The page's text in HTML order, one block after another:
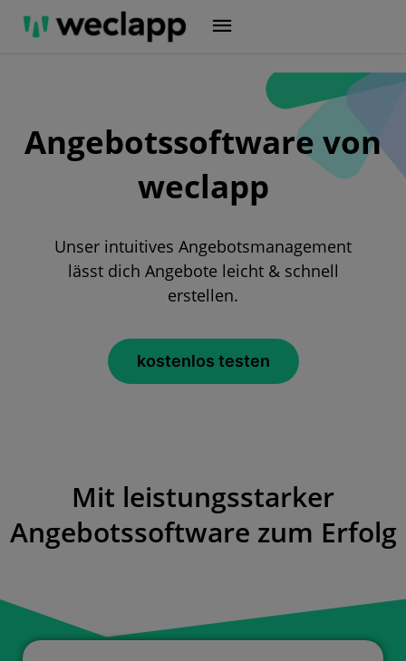
Zum
Inhalt
Angebotssoftware von
weclapp
Unser intuitives Angebotsmanagement
lässt dich Angebote leicht & schnell
erstellen.
kostenlos testen
Mit leistungsstarker
Angebotssoftware zum Erfolg